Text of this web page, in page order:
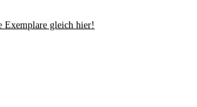
Exemplare gleich hier!